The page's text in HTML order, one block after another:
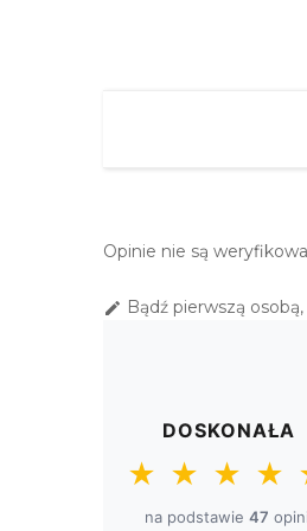
Opinie nie są
 Bądź pierwszą
DOSKONAŁA
★ ★ ★ ★
na podstawie 47
8 kwietnia 2026
★★